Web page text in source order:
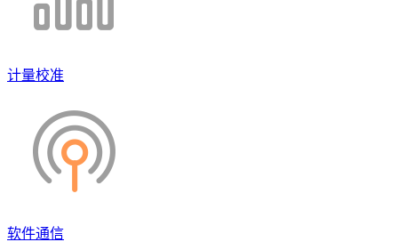
计量校准
软件通信